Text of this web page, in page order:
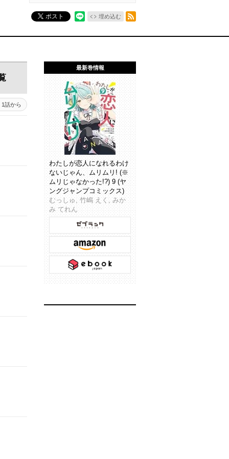
ポスト 埋め込む
1話から
最新巻情報
わたしが恋人になれるわけ
ないじゃん、ムリムリ! (※
ムリじゃなかった!?) 9 (ヤ
ングジャンプコミックス)
むっしゅ, 竹嶋 えく, みか
み てれん